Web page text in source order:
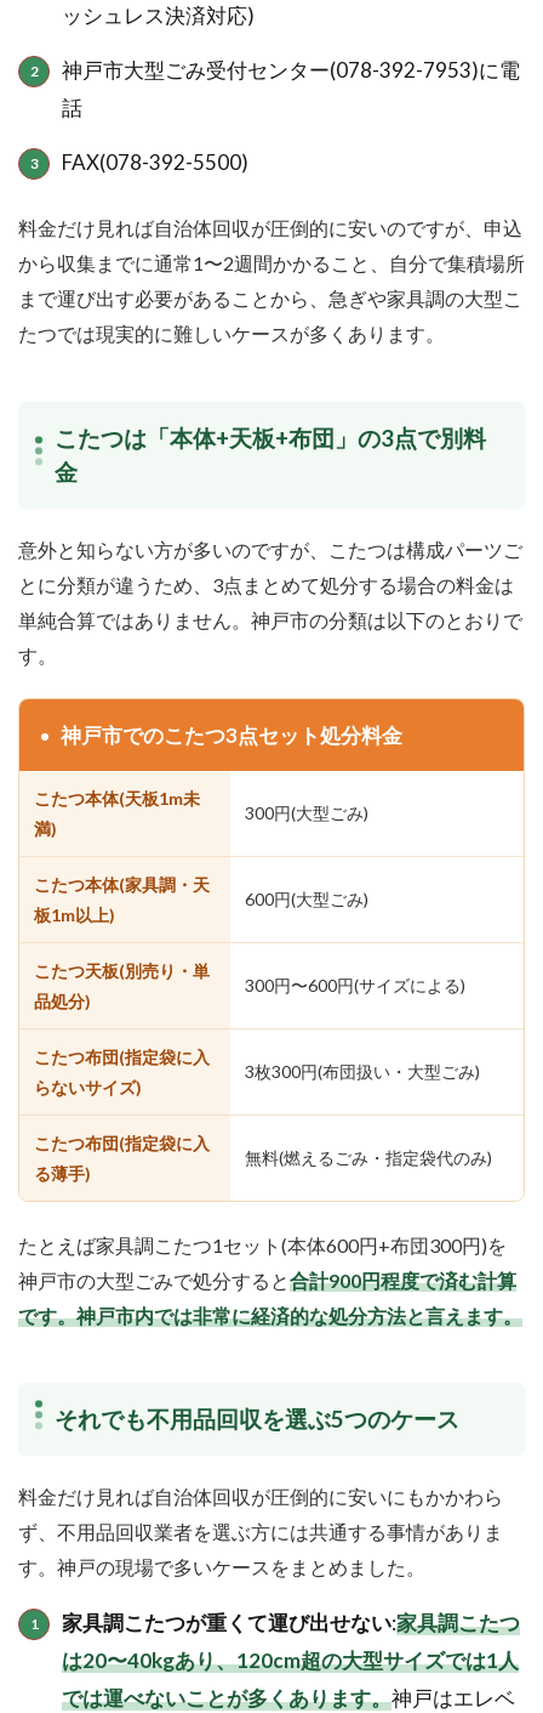
ッシュレス決済対応)
神戸市大型ごみ受付センター(078-392-7953)に電
話
FAX(078-392-5500)
料金だけ見れば自治体回収が圧倒的に安いのですが、申込
から収集までに通常1〜2週間かかること、自分で集積場所
まで運び出す必要があることから、急ぎや家具調の大型こ
たつでは現実的に難しいケースが多くあります。
こたつは「本体+天板+布団」の3点で別料
金
意外と知らない方が多いのですが、こたつは構成パーツご
とに分類が違うため、3点まとめて処分する場合の料金は
単純合算ではありません。神戸市の分類は以下のとおりで
す。
神戸市でのこたつ3点セット処分料金
こたつ本体(天板1m未
満)
300円(大型ごみ)
こたつ本体(家具調・天
板1m以上)
600円(大型ごみ)
こたつ天板(別売り・単
品処分)
300円〜600円(サイズによる)
こたつ布団(指定袋に入
らないサイズ)
3枚300円(布団扱い・大型ごみ)
こたつ布団(指定袋に入
る薄手)
無料(燃えるごみ・指定袋代のみ)
たとえば家具調こたつ1セット(本体600円+布団300円)を
神戸市の大型ごみで処分すると合計900円程度で済む計算
です。神戸市内では非常に経済的な処分方法と言えます。
それでも不用品回収を選ぶ5つのケース
料金だけ見れば自治体回収が圧倒的に安いにもかかわら
ず、不用品回収業者を選ぶ方には共通する事情がありま
す。神戸の現場で多いケースをまとめました。
家具調こたつが重くて運び出せない:家具調こたつ
は20〜40kgあり、120cm超の大型サイズでは1人
では運べないことが多くあります。神戸はエレベ